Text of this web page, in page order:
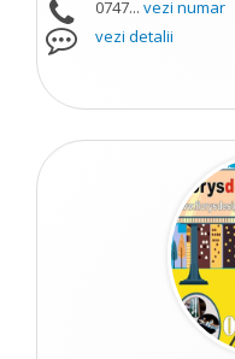
0747... vezi numar
vezi detalii